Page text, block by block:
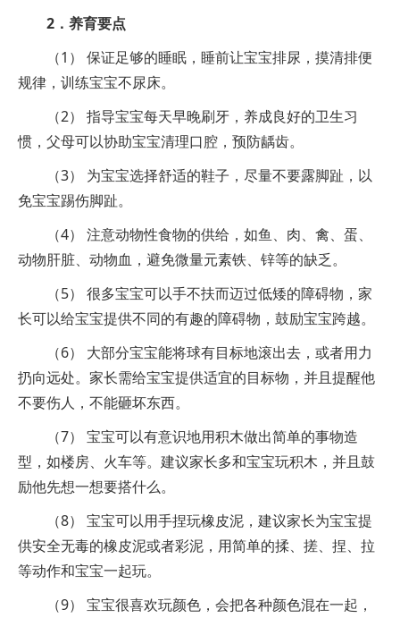
2．养育要点
（1） 保证足够的睡眠，睡前让宝宝排尿，摸清排便
规律，训练宝宝不尿床。
（2） 指导宝宝每天早晚刷牙，养成良好的卫生习
惯，父母可以协助宝宝清理口腔，预防龋齿。
（3） 为宝宝选择舒适的鞋子，尽量不要露脚趾，以
免宝宝踢伤脚趾。
（4） 注意动物性食物的供给，如鱼、肉、禽、蛋、
动物肝脏、动物血，避免微量元素铁、锌等的缺乏。
（5） 很多宝宝可以手不扶而迈过低矮的障碍物，家
长可以给宝宝提供不同的有趣的障碍物，鼓励宝宝跨越。
（6） 大部分宝宝能将球有目标地滚出去，或者用力
扔向远处。家长需给宝宝提供适宜的目标物，并且提醒他
不要伤人，不能砸坏东西。
（7） 宝宝可以有意识地用积木做出简单的事物造
型，如楼房、火车等。建议家长多和宝宝玩积木，并且鼓
励他先想一想要搭什么。
（8） 宝宝可以用手捏玩橡皮泥，建议家长为宝宝提
供安全无毒的橡皮泥或者彩泥，用简单的揉、搓、捏、拉
等动作和宝宝一起玩。
（9） 宝宝很喜欢玩颜色，会把各种颜色混在一起，